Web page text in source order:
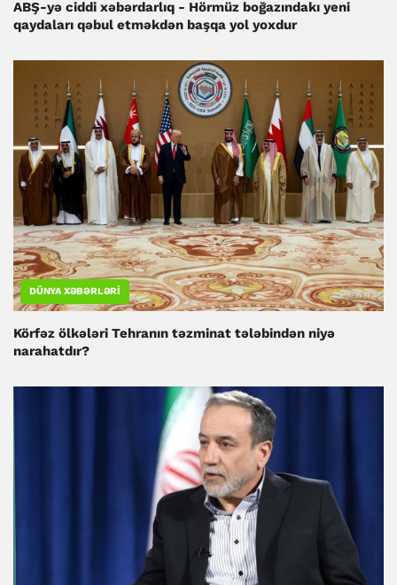
ABŞ-yə ciddi xəbərdarlıq - Hörmüz boğazındakı yeni
qaydaları qəbul etməkdən başqa yol yoxdur
DÜNYA XƏBƏRLƏRI
Körfəz ölkələri Tehranın təzminat tələbindən niyə
narahatdır?